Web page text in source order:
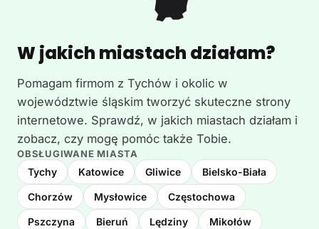
W jakich miastach działam?
Pomagam firmom z Tychów i okolic w
województwie śląskim tworzyć skuteczne strony
internetowe. Sprawdź, w jakich miastach działam i
zobacz, czy mogę pomóc także Tobie.
OBSŁUGIWANE MIASTA
Tychy Katowice Gliwice Bielsko-Biała
Chorzów Mysłowice Częstochowa
Pszczyna Bieruń Lędziny Mikołów